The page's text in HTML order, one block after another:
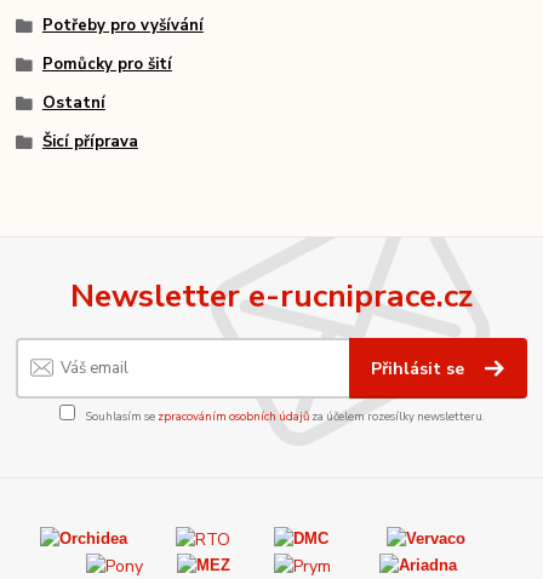
Potřeby pro vyšívání
Pomůcky pro šití
Ostatní
Šicí příprava
Newsletter e-rucniprace.cz
Přihlásit se
Souhlasím se zpracováním osobních údajůza účelem rozesílky newsletteru.